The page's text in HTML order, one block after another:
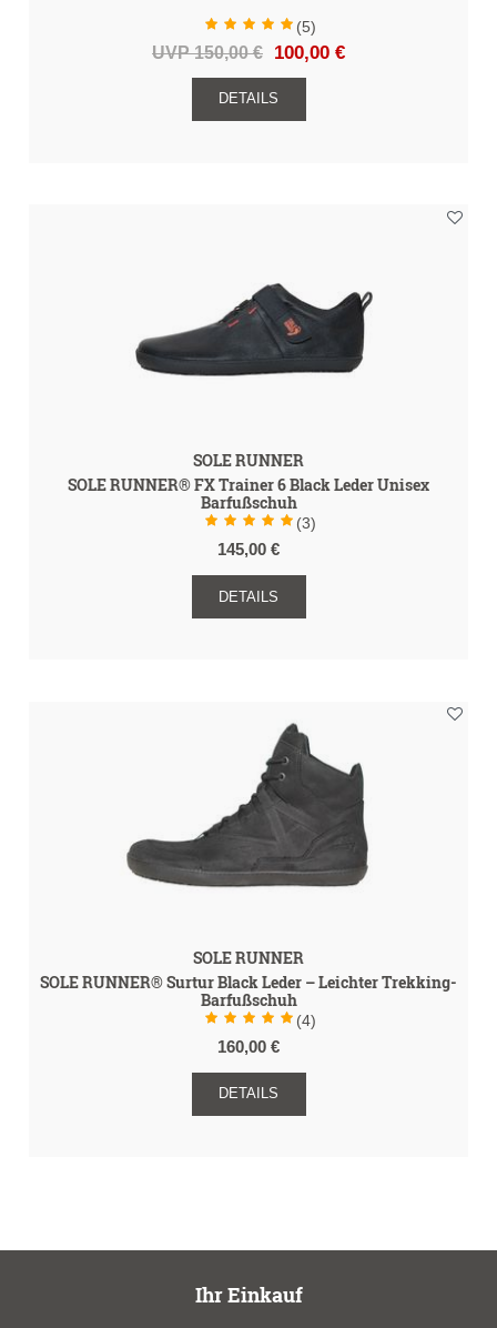
(5)
UVP 150,00 € 100,00 €
DETAILS
SOLE RUNNER
SOLE RUNNER® FX Trainer 6 Black Leder Unisex
Barfußschuh
(3)
145,00 €
DETAILS
SOLE RUNNER
SOLE RUNNER® Surtur Black Leder – Leichter Trekking-
Barfußschuh
(4)
160,00 €
DETAILS
Ihr Einkauf